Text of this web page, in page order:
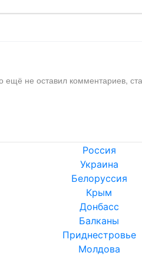
ещё не оставил комментариев,
Россия
Украина
Белоруссия
Крым
Донбасс
Балканы
Приднестровье
Молдова